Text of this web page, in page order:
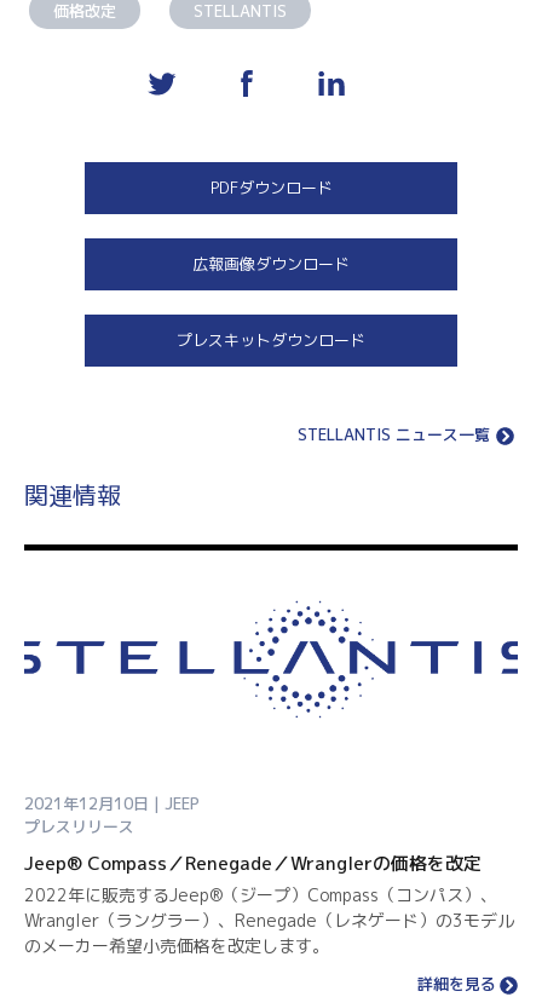
価格改定 STELLANTIS
PDFダウンロード
広報画像ダウンロード
プレスキットダウンロード
STELLANTIS ニュース一覧
関連情報
2021年12月10日 | JEEP
プレスリリース
Jeep® Compass／Renegade／Wranglerの価格を改定
2022年に販売するJeep®（ジープ）Compass（コンパス）、
Wrangler（ラングラー）、Renegade（レネゲード）の3モデル
のメーカー希望小売価格を改定します。
詳細を見る